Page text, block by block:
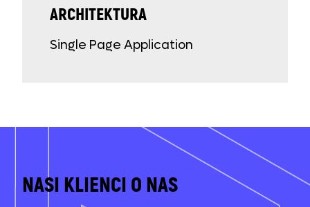
ARCHITEKTURA
Single Page Application
NASI KLIENCI O NAS